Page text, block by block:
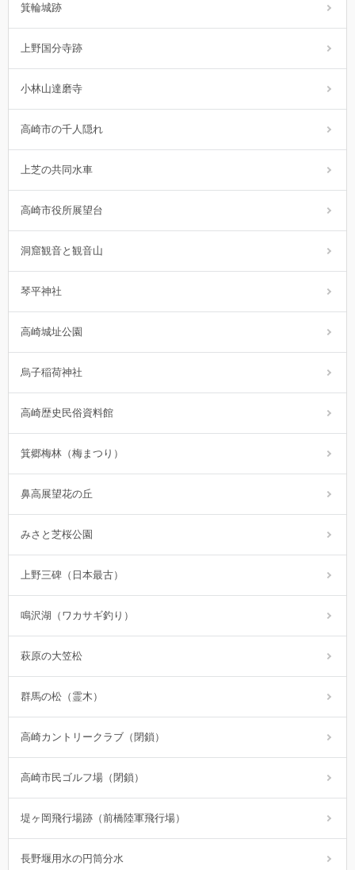
箕輪城跡
上野国分寺跡
小林山達磨寺
高崎市の千人隠れ
上芝の共同水車
高崎市役所展望台
洞窟観音と観音山
琴平神社
高崎城址公園
烏子稲荷神社
高崎歴史民俗資料館
箕郷梅林（梅まつり）
鼻高展望花の丘
みさと芝桜公園
上野三碑（日本最古）
鳴沢湖（ワカサギ釣り）
萩原の大笠松
群馬の松（霊木）
高崎カントリークラブ（閉鎖）
高崎市民ゴルフ場（閉鎖）
堤ヶ岡飛行場跡（前橋陸軍飛行場）
長野堰用水の円筒分水